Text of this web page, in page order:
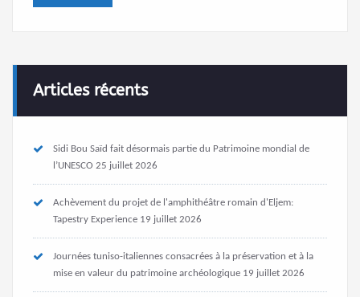
Articles récents
Sidi Bou Saïd fait désormais partie du Patrimoine mondial de
l’UNESCO 25 juillet 2026
Achèvement du projet de l'amphithéâtre romain d'Eljem:
Tapestry Experience 19 juillet 2026
Journées tuniso-italiennes consacrées à la préservation et à la
mise en valeur du patrimoine archéologique 19 juillet 2026